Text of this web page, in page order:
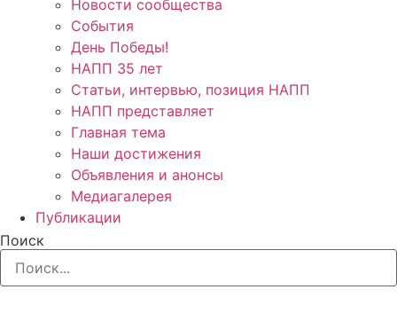
Новости сообщества
События
День Победы!
НАПП 35 лет
Статьи, интервью, позиция НАПП
НАПП представляет
Главная тема
Наши достижения
Объявления и анонсы
Медиагалерея
Публикации
Поиск